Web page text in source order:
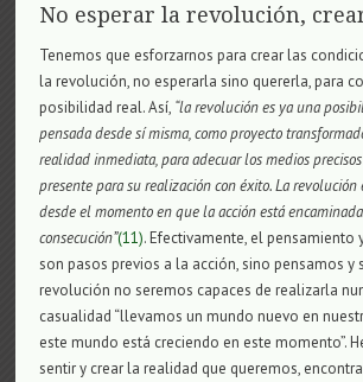
No esperar la revolución,
Tenemos que esforzarnos para crear las
la revolución, no esperarla sino quererla, para
posibilidad real. Así, “la revolución es ya una
pensada desde sí misma, como proyecto
realidad inmediata, para adecuar los medios
presente para su realización con éxito. La
desde el momento en que la acción está
consecución”(11). Efectivamente, el pensamiento
son pasos previos a la acción, sino pensamos y
revolución no seremos capaces de realizarla
casualidad “llevamos un mundo nuevo en
este mundo está creciendo en este momento”.
sentir y crear la realidad que queremos,